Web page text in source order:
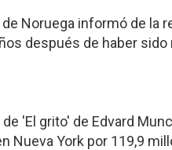
Noruega informó de la
después de haber sido
de 'El grito' de Edvard
Nueva York por 119,9